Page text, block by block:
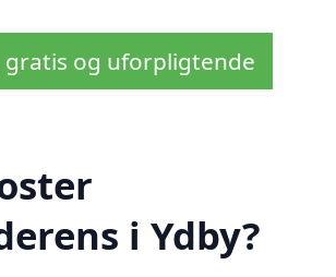
gratis og uforpligtende
i Ydby?